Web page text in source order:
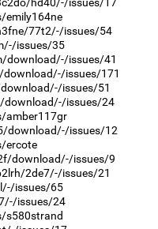
emily164ne
77t2/-/issues/54
issues/35
download/-/issues/41
issues/171
issues/51
issues/24
amber117gr
download/-/issues/12
ercote
download/-/issues/9
2de7/-/issues/21
issues/65
issues/24
s580strand